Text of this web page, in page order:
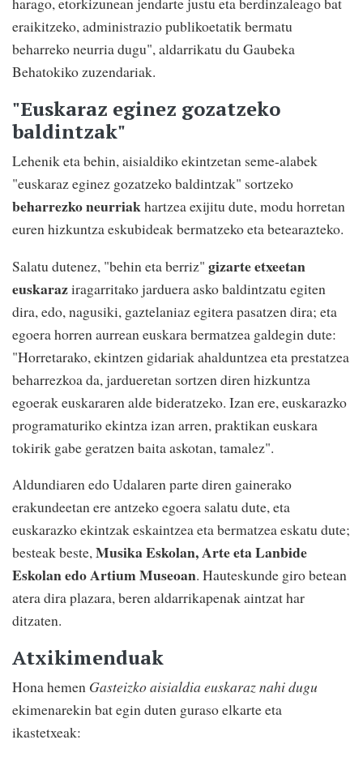
eraikitzeko, administrazio publikoetatik bermatu
beharreko neurria dugu", aldarrikatu du Gaubeka
Behatokiko zuzendariak.
"Euskaraz eginez gozatzeko
baldintzak"
Lehenik eta behin, aisialdiko ekintzetan seme-alabek
"euskaraz eginez gozatzeko baldintzak" sortzeko
beharrezko neurriakhartzea exijitu dute, modu horretan
euren hizkuntza eskubideak bermatzeko eta betearazteko.
Salatu dutenez, "behin eta berriz" gizarte etxeetan
euskaraziragarritako jarduera asko baldintzatu egiten
dira, edo, nagusiki, gaztelaniaz egitera pasatzen dira; eta
egoera horren aurrean euskara bermatzea galdegin dute:
"Horretarako, ekintzen gidariak ahalduntzea eta prestatzea
beharrezkoa da, jardueretan sortzen diren hizkuntza
egoerak euskararen alde bideratzeko. Izan ere, euskarazko
programaturiko ekintza izan arren, praktikan euskara
tokirik gabe geratzen baita askotan, tamalez".
Aldundiaren edo Udalaren parte diren gainerako
erakundeetan ere antzeko egoera salatu dute, eta
euskarazko ekintzak eskaintzea eta bermatzea eskatu dute;
besteak beste,Musika Eskolan, Arte eta Lanbide
Eskolan edo Artium Museoan. Hauteskunde giro betean
atera dira plazara, beren aldarrikapenak aintzat har
ditzaten.
Atxikimenduak
Hona hemen Gasteizko aisialdia euskaraz nahi dugu
ekimenarekin bat egin duten guraso elkarte eta
ikastetxeak: